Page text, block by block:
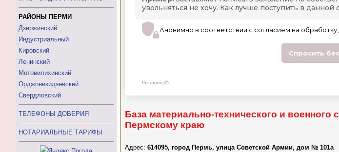
РАЙОНЫ ПЕРМИ
Дзержинский
Индустриальный
Кировский
Ленинский
Мотовилихинский
Орджоникидзевский
Свердловский
ТЕЛЕФОНЫ ДОВЕРИЯ
НОТАРИАЛЬНЫЕ ТАРИФЫ
База материально-технического и
Пермскому краю
Адрес: 614095, город Пермь, улица Советской Армии, дом № 101а